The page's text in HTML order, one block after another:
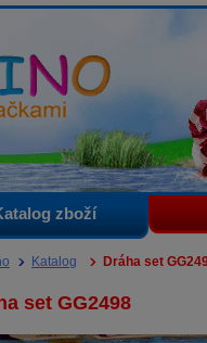
zboží
Katalog Dráha set
set GG2498